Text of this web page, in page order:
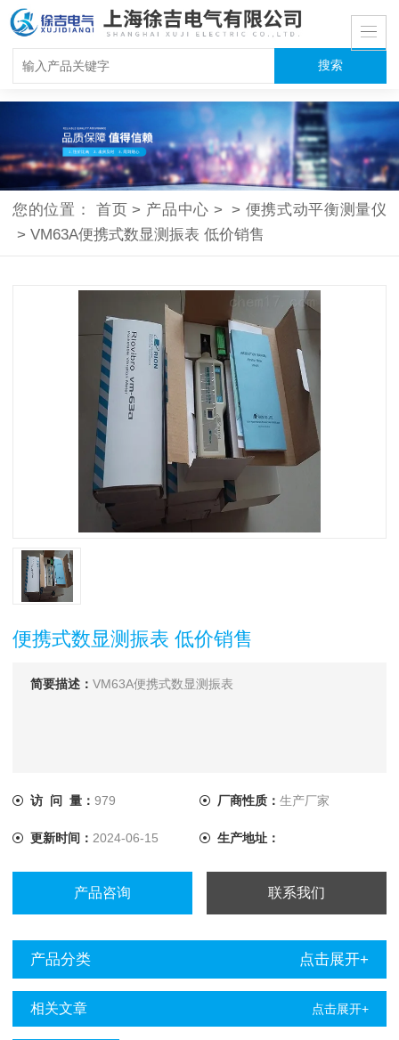
您的位置：首页 > 产品中心 > > 便携式动平衡测量仪
> VM63A便携式数显测振表 低价销售
便携式数显测振表 低价销售
简要描述： VM63A便携式数显测振表
访 问 量： 979 厂商性质： 生产厂家
更新时间： 2024-06-15 生产地址：
产品咨询 联系我们
产品分类 点击展开+
相关文章 点击展开+